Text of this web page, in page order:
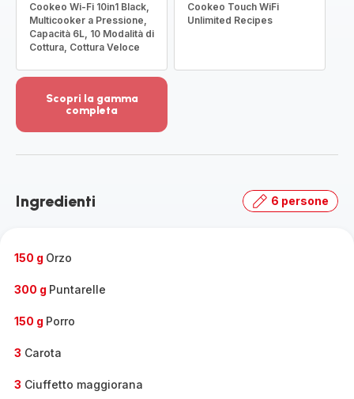
Cookeo Wi-Fi 10in1 Black,
Multicooker a Pressione,
Capacità 6L, 10 Modalità di
Cottura, Cottura Veloce
Cookeo Touch WiFi
Unlimited Recipes
Scopri la gamma
completa
dettagli
la
Ingredienti 6 persone
150 g Orzo
300 g Puntarelle
150 g Porro
3 Carota
3 Ciuffetto maggiorana